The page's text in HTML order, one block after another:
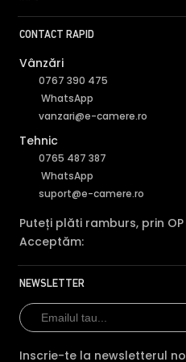
Compara cu produse
Tabel comparativ generat
features.
Caracteristica
Rezolutie
2 MP/1080p
Vedere
noaptea
Tehnologie
HDCVI
CONTACT RAPID
Vânzări
0767 390 475
WhatsApp
vanzari@e-camere.ro
Tehnic
0765 487 387
WhatsApp
suport@e-camere.ro
Puteți plăti ramburs, prin
Acceptăm:
NEWSLETTER
Inscrie-te la newsletterul